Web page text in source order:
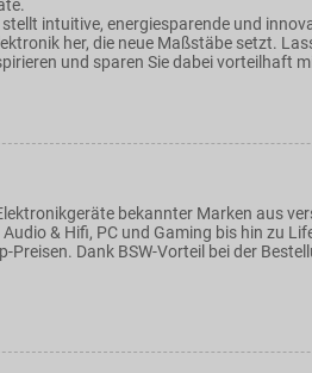
intuitive, energiesparende und
her, die neue Maßstäbe setzt.
und sparen Sie dabei vorteilhaft
bekannter Marken aus
& Hifi, PC und Gaming bis hin zu
Preisen. Dank BSW-Vorteil bei der